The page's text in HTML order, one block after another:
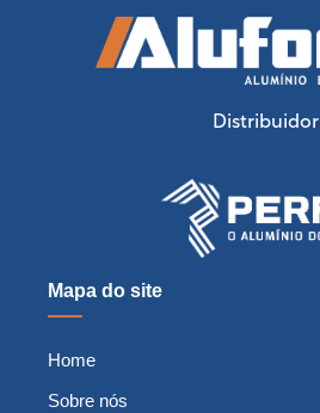
Distribuidor
Mapa do site
Home
Sobre nós